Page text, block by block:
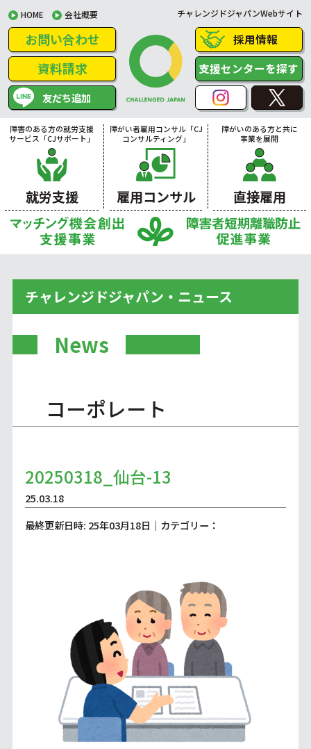
HOME 会社概要 チャレンジドジャパンWebサイト
お問い合わせ
資料請求
友だち追加
採用情報
支援センターを探す
障害のある方の就労支援
サービス「CJサポート」
就労支援
障がい者雇用コンサル「CJ
コンサルティング」
雇用コンサル
障がいのある方と共に
事業を展開
直接雇用
チャレンジドジャパン・ニュース
News
コーポレート
20250318_仙台-13
25.03.18
最終更新日時: 25年03月18日｜カテゴリー：